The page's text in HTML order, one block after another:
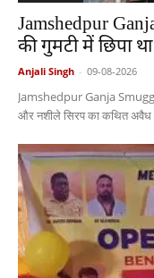
Jamshedpur
की गुमटी में छिपा
Anjali Singh - 09-08-2026
Jamshedpur Ganja
और नशीले सिरप का कथित अवैध